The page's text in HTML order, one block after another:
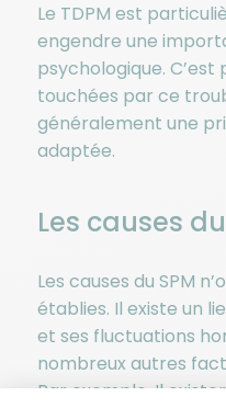
Le TDPM est
engendre une
psychologique.
touchées par ce
généralement une
adaptée.
Les causes
Les causes du SPM
établies. Il existe un
et ses fluctuations
nombreux autres
Par exemple, Il